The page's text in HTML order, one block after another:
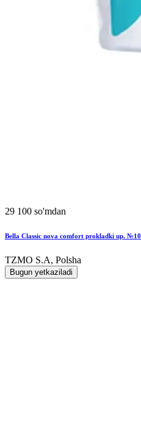
29 100 so'mdan
Bella Classic nova comfort prokladki up. №10
TZMO S.A, Polsha
Bugun yetkaziladi